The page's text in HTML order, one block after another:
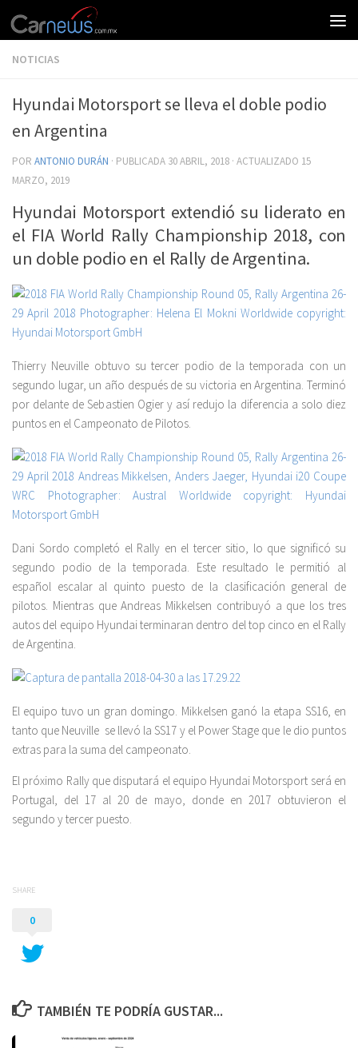
NOTICIAS
Hyundai Motorsport se lleva el doble podio
en Argentina
POR ANTONIO DURÁN · PUBLICADA 30 ABRIL, 2018 · ACTUALIZADO 15
MARZO, 2019
Hyundai Motorsport extendió su liderato en
el FIA World Rally Championship 2018, con
un doble podio en el Rally de Argentina.
Thierry Neuville obtuvo su tercer podio de la temporada con un
segundo lugar, un año después de su victoria en Argentina. Terminó
por delante de Sebastien Ogier y así redujo la diferencia a solo diez
puntos en el Campeonato de Pilotos.
Dani Sordo completó el Rally en el tercer sitio, lo que significó su
segundo podio de la temporada. Este resultado le permitió al
español escalar al quinto puesto de la clasificación general de
pilotos. Mientras que Andreas Mikkelsen contribuyó a que los tres
autos del equipo Hyundai terminaran dentro del top cinco en el Rally
de Argentina.
El equipo tuvo un gran domingo. Mikkelsen ganó la etapa SS16, en
tanto que Neuville se llevó la SS17 y el Power Stage que le dio puntos
extras para la suma del campeonato.
El próximo Rally que disputará el equipo Hyundai Motorsport será en
Portugal, del 17 al 20 de mayo, donde en 2017 obtuvieron el
segundo y tercer puesto.
SHARE
0
TAMBIÉN TE PODRÍA GUSTAR...